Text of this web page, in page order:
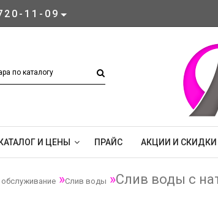
11-09
И ЦЕНЫ ПРАЙС АКЦИИ И СКИДКИ
Слив воды Слив воды с